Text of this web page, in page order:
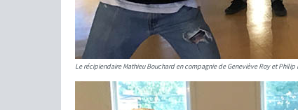
Le récipiendaire Mathieu Bouchard en compagnie de Geneviève Roy et Philip